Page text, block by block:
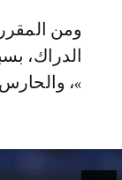
ومن المقرر أن يحرم الطاقم التقني للنادي العسكري، من خدمات زين الدين
الدراك،
»،